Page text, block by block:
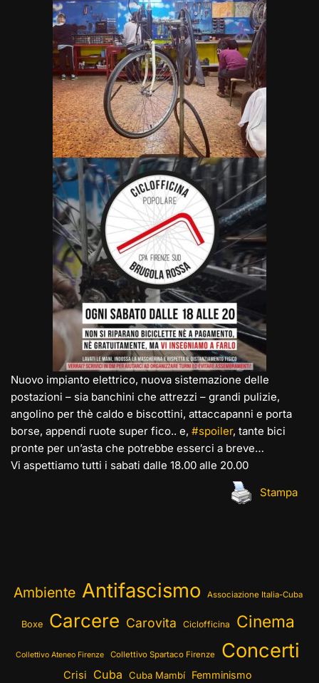
Nuovo impianto elettrico, nuova sistemazione delle
postazioni – sia banchini che attrezzi – grandi pulizie,
angolino per thè caldo e biscottini, attaccapanni e porta
borse, appendi ruote super fico.. e, #spoiler, tante bici
pronte per un’asta che potrebbe esserci a breve…
Vi aspettiamo tutti i sabati dalle 18.00 alle 20.00
Stampa
Ambiente Antifascismo Associazione Italia-Cuba
Boxe Carcere Carovita Ciclofficina Cinema
Collettivo Ateneo Firenze Collettivo Spartaco Firenze Concerti
Crisi Cuba Cuba Mambí Femminismo